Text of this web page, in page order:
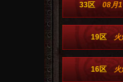
33区 08月
19区
16区